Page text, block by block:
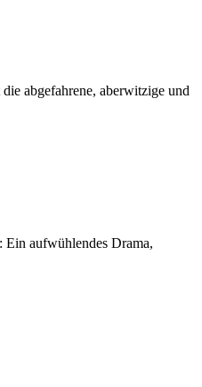
abgefahrene, aberwitzige und
Ein aufwühlendes Drama,